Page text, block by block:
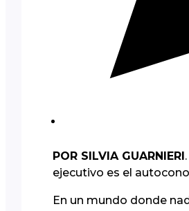
POR SILVIA GUARNIERI
ejecutivo es el
En un mundo donde